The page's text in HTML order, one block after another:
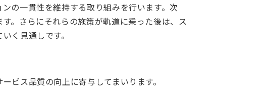
の一貫性を維持する取り組みを行います。次
。さらにそれらの施策が軌道に乗った後は、ス
く見通しです。
ビス品質の向上に寄与してまいります。